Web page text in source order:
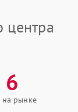
центра
6
на рынке